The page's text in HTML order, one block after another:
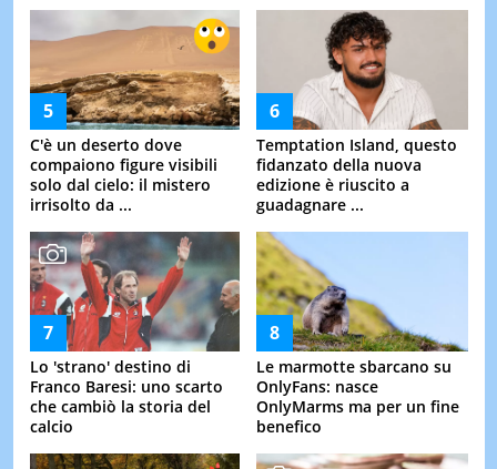
C'è un deserto dove
compaiono figure visibili
solo dal cielo: il mistero
irrisolto da ...
Temptation Island, questo
fidanzato della nuova
edizione è riuscito a
guadagnare ...
Lo 'strano' destino di
Franco Baresi: uno scarto
che cambiò la storia del
calcio
Le marmotte sbarcano su
OnlyFans: nasce
OnlyMarms ma per un fine
benefico